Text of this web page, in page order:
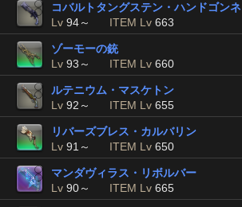
コバルトタングステン・ハンドゴンネ
Lv 94～ ITEM Lv 663
ゾーモーの銃
Lv 93～ ITEM Lv 660
ルテニウム・マスケトン
Lv 92～ ITEM Lv 655
リバーズブレス・カルバリン
Lv 91～ ITEM Lv 650
マンダヴィラス・リボルバー
Lv 90～ ITEM Lv 665